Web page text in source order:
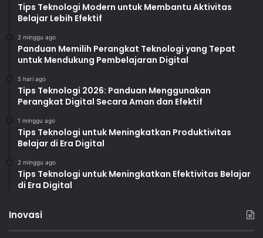
Tips Teknologi Modern untuk Membantu Aktivitas
Belajar Lebih Efektif
2 minggu ago
Panduan Memilih Perangkat Teknologi yang Tepat
untuk Mendukung Pembelajaran Digital
5 hari ago
Tips Teknologi 2026: Panduan Menggunakan
Perangkat Digital Secara Aman dan Efektif
1 minggu ago
Tips Teknologi untuk Meningkatkan Produktivitas
Belajar di Era Digital
2 minggu ago
Tips Teknologi untuk Meningkatkan Efektivitas Belajar
di Era Digital
Inovasi